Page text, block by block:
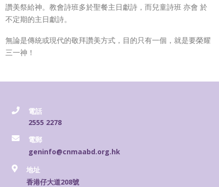
讚美祭給神。教會詩班多於聖餐主日獻詩，而兒童詩班 亦會 於
不定期的主日獻詩。
無論是傳統或現代的敬拜讚美方式，目的只有一個，就是要榮耀
三一神！
電話
2555 2278
電郵
geninfo@cnmaabd.org.hk
地址
香港仔大道208號